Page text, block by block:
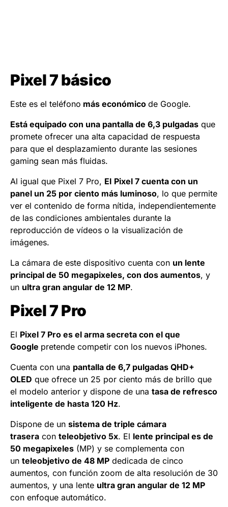
Pixel 7 básico
Este es el teléfono más económico de Google.
Está equipado con una pantalla de 6,3 pulgadas que
promete ofrecer una alta capacidad de respuesta
para que el desplazamiento durante las sesiones
gaming sean más fluidas.
Al igual que Pixel 7 Pro, El Pixel 7 cuenta con un
panel un 25 por ciento más luminoso, lo que permite
ver el contenido de forma nítida, independientemente
de las condiciones ambientales durante la
reproducción de vídeos o la visualización de
imágenes.
La cámara de este dispositivo cuenta con un lente
principal de 50 megapixeles, con dos aumentos, y
un ultra gran angular de 12 MP.
Pixel 7 Pro
El Pixel 7 Pro es el arma secreta con el que
Google pretende competir con los nuevos iPhones.
Cuenta con una pantalla de 6,7 pulgadas QHD+
OLED que ofrece un 25 por ciento más de brillo que
el modelo anterior y dispone de una tasa de refresco
inteligente de hasta 120 Hz.
Dispone de un sistema de triple cámara
trasera con teleobjetivo 5x. El lente principal es de
50 megapixeles (MP) y se complementa con
un teleobjetivo de 48 MP dedicada de cinco
aumentos, con función zoom de alta resolución de 30
aumentos, y una lente ultra gran angular de 12 MP
con enfoque automático.